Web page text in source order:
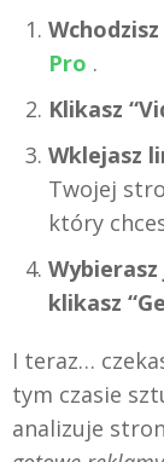
Pro .
Klikasz
Wklejasz
Twojej
który
klikasz
I teraz…
tym czasie
analizuje